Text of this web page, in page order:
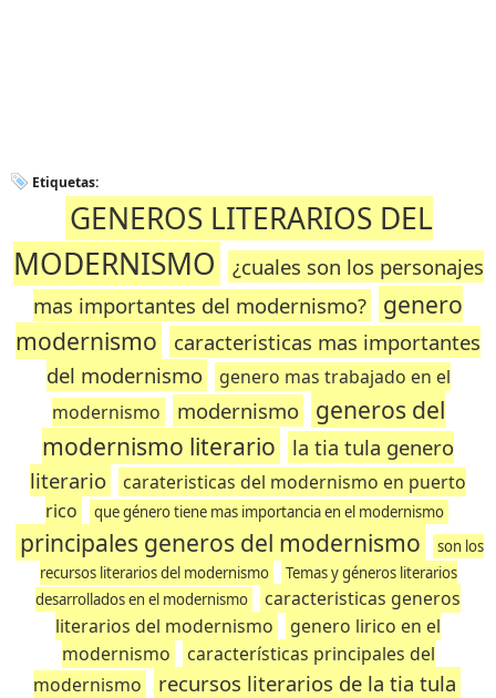
Etiquetas:
GENEROS LITERARIOS DEL
MODERNISMO
¿cuales son los personajes
mas importantes del modernismo?
genero
modernismo
caracteristicas mas importantes
del modernismo
genero mas trabajado en el
modernismo
modernismo
generos del
modernismo literario
la tia tula genero
literario
carateristicas del modernismo en puerto
rico
que género tiene mas importancia en el modernismo
principales generos del modernismo
son los
recursos literarios del modernismo
Temas y géneros literarios
desarrollados en el modernismo
caracteristicas generos
literarios del modernismo
genero lirico en el
modernismo
características principales del
modernismo
recursos literarios de la tia tula